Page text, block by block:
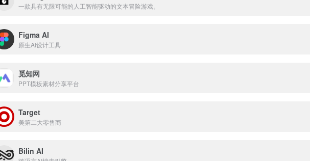
一款具有无限可能的人工智能驱动的文本冒险游戏。
Figma AI
原生AI设计工具
觅知网
PPT模板素材分享平台
Target
美第二大零售商
Bilin AI